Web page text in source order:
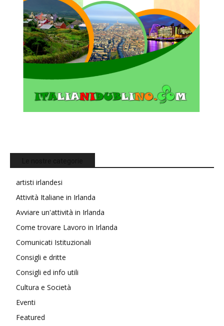
artisti irlandesi
Attività Italiane in Irlanda
Avviare un'attività in Irlanda
Come trovare Lavoro in Irlanda
Comunicati Istituzionali
Consigli e dritte
Consigli ed info utili
Cultura e Società
Eventi
Featured